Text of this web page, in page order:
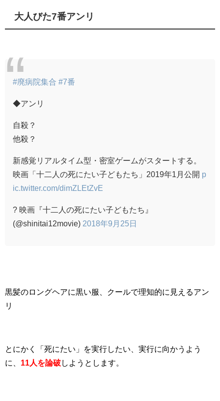
大人びた7番アンリ
#廃病院集合 #7番
◆アンリ
自殺？
他殺？
新感覚リアルタイム型・密室ゲームがスタートする。
映画「十二人の死にたい子どもたち」2019年1月公開 p
ic.twitter.com/dimZLEtZvE
? 映画『十二人の死にたい子どもたち』
(@shinitai12movie) 2018年9月25日
黒髪のロングヘアに黒い服、クールで理知的に見えるアン
リ
とにかく「死にたい」を実行したい、実行に向かうよう
に、 11人を論破しようとします。